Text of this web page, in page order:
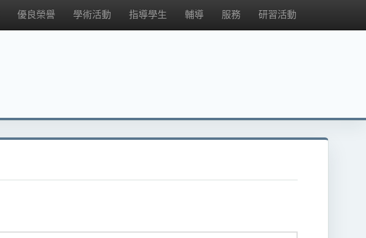
優良榮譽 學術活動 指導學生 輔導 服務 研習活動